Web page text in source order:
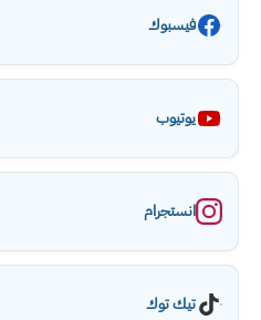
فيسبوك
يوتيوب
انستجرام
تيك توك